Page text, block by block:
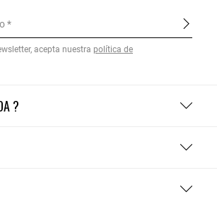
?
acepta nuestra política de